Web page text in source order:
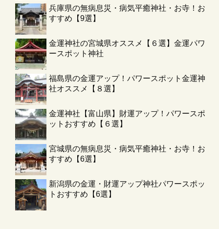
兵庫県の無病息災・病気平癒神社・お寺！お
すすめ【9選】
金運神社の宮城県オススメ【６選】金運パワ
ースポット神社
福島県の金運アップ！パワースポット金運神
社オススメ【８選】
金運神社【富山県】財運アップ！パワースポ
ットおすすめ【６選】
宮城県の無病息災・病気平癒神社・お寺！お
すすめ【6選】
新潟県の金運・財運アップ神社パワースポッ
トおすすめ【6選】